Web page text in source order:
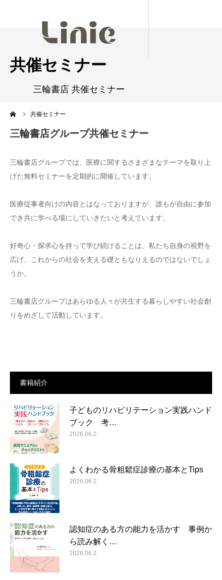
共催セミナー
共催セミナー
三輪書店グループ共催セミナー
三輪書店グループでは、医療に関するさまざまなテーマを取り上
げた無料セミナーを定期的に開催しています。
医療従事者向けの内容とはなっておりますが、誰もが自由に参加
でき共に学べる場にしていきたいと考えています。
好奇心・探求心を持って学び続けることは、私たち自身の視野を
広げ、これからの社会を支える礎ともなりえるのではないでしょ
うか。
三輪書店グループはあらゆる人々が共生する暮らしやすい社会創
りをめざして活動しています。
書籍紹介
子どものリハビリテーション実践ハンド
ブック 考…
2026.06.2
よくわかる骨粗鬆症診療の基本とTips
2026.06.2
認知症のある方の能力を活かす 事例か
ら読み解く…
2026.06.2